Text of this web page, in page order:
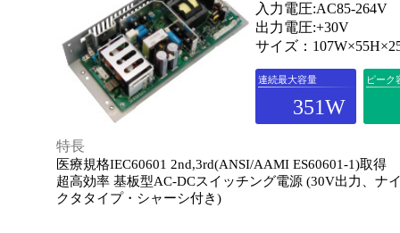
入力電圧:AC85-264V
出力電圧:+30V
サイズ：
連続最大容量
351W
ピーク
特長
医療規格IEC60601 2nd,3rd(ANSI/AAMI ES60601-1)取得
超高効率 基板型AC-DCスイッチング電源 (30V出力、ナ
クタタイプ・シャーシ付き)